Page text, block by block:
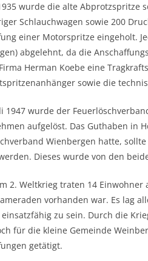
wurde die alte Abprotzspritze
Schlauchwagen sowie 200
einer Motorspritze eingeholt.
abgelehnt, da die
Herman Koebe eine
sowie die
1947 wurde der
aufgelöst. Das Guthaben in
Wienbergen hatte,
Dieses wurde von den
2. Weltkrieg traten 14
vorhanden war. Es lag
zu sein. Durch die
für die kleine Gemeinde
getätigt.